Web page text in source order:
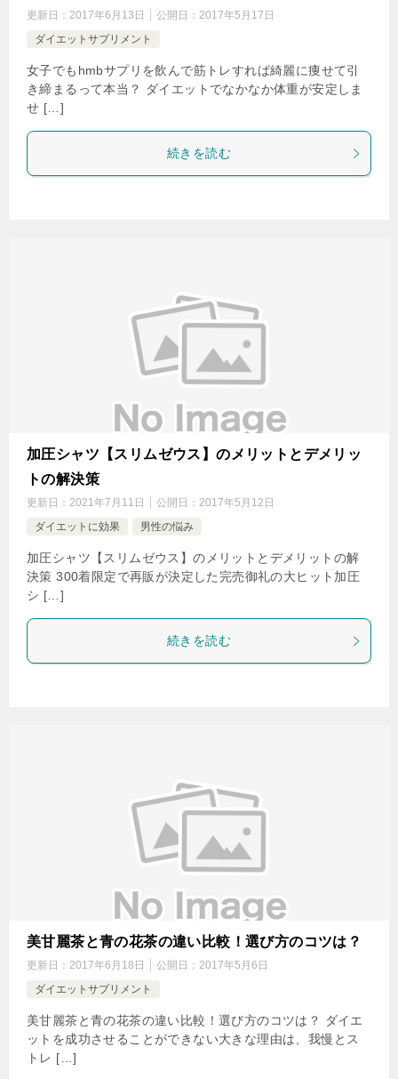
更新日： 2017年6月13日 公開日： 2017年5月17日
ダイエットサプリメント
女子でもhmbサプリを飲んで筋トレすれば綺麗に痩せて引
き締まるって本当？ ダイエットでなかなか体重が安定しま
せ […]
続きを読む
加圧シャツ【スリムゼウス】のメリットとデメリッ
トの解決策
更新日： 2021年7月11日 公開日： 2017年5月12日
ダイエットに効果
男性の悩み
加圧シャツ【スリムゼウス】のメリットとデメリットの解
決策 300着限定で再販が決定した完売御礼の大ヒット加圧
シ […]
続きを読む
美甘麗茶と青の花茶の違い比較！選び方のコツは？
更新日： 2017年6月18日 公開日： 2017年5月6日
ダイエットサプリメント
美甘麗茶と青の花茶の違い比較！選び方のコツは？ ダイエ
ットを成功させることができない大きな理由は、我慢とス
トレ […]